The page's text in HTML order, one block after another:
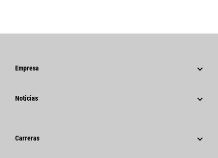
Empresa
Gestión
Fundación Caterpillar
Noticias
Comunicados De Prensa Corporativos
Carreras